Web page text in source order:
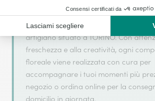
PANE & TULIPANI di TRUFFA LUISA
artigiano situato a TORINO. Con
freschezza e alla creatività, ogni
floreale viene realizzata con cura per
accompagnare i tuoi momenti più
negozio o ordina online per la
domicilio in giornata.